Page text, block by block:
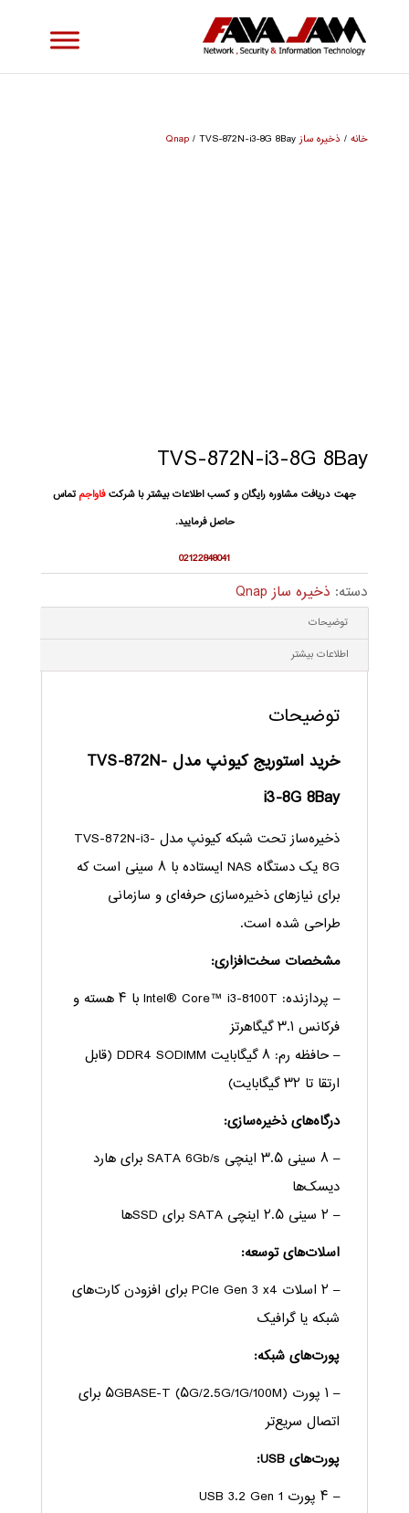
خانه/ ذخیره ساز Qnap/ TVS-872N-i3-8G 8Bay
TVS-872N-i3-8G 8Bay
جهت دریافت مشاوره رایگان و کسب اطلاعات بیشتر با شرکتفاواجم تماس
حاصل فرمایید.
02122848041
دسته: ذخیره ساز Qnap
توضیحات
اطلاعات بیشتر
توضیحات
خرید استوریجکیونپ مدل TVS-872N-
i3-8G 8Bay
ذخیره‌ساز تحت شبکه کیونپ مدل TVS-872N-i3-
8G یک دستگاه NAS ایستاده با ۸ سینی است که
برای نیازهای ذخیره‌سازی حرفه‌ای و سازمانی
طراحی شده است.
مشخصات سخت‌افزاری:
– پردازنده: Intel® Core™ i3-8100T با ۴ هسته و
فرکانس ۳.۱ گیگاهرتز
– حافظه رم: ۸ گیگابایت DDR4 SODIMM (قابل
ارتقا تا ۳۲ گیگابایت)
درگاه‌های ذخیره‌سازی:
– ۸ سینی ۳.۵ اینچی SATA 6Gb/s برای هارد
دیسک‌ها
– ۲ سینی ۲.۵ اینچی SATA برای SSDها
اسلات‌های توسعه:
– ۲ اسلات PCIe Gen 3 x4 برای افزودن کارت‌های
شبکه یا گرافیک
پورت‌های شبکه:
– ۱ پورت ۵GBASE-T (۵G/2.5G/1G/100M) برای
اتصال سریع‌تر
پورت‌های USB:
– ۴ پورت USB 3.2 Gen 1